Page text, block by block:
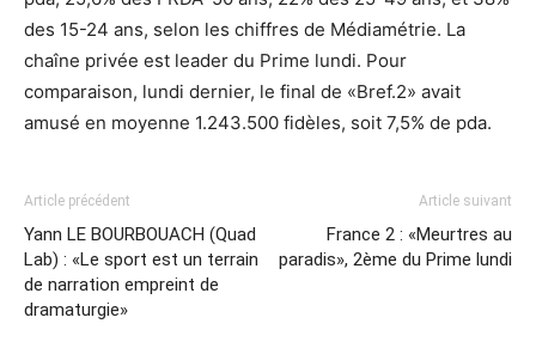
des 15-24 ans, selon les chiffres de Médiamétrie. La
chaîne privée est leader du Prime lundi. Pour
comparaison, lundi dernier, le final de «Bref.2» avait
amusé en moyenne 1.243.500 fidèles, soit 7,5% de pda.
Article précédent
Yann LE BOURBOUACH (Quad
Lab) : «Le sport est un terrain
de narration empreint de
dramaturgie»
Article suivant
France 2 : «Meurtres au
paradis», 2ème du Prime lundi